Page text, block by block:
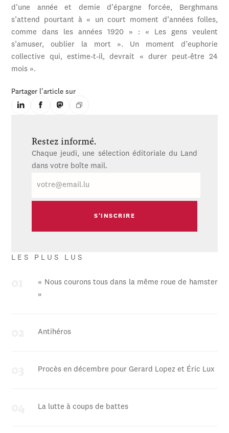
d’une année et demie d’épargne forcée, Berghmans
s’attend pourtant à « un court moment d’années folles,
comme dans les années 1920 » : « Les gens veulent
s’amuser, oublier la mort ». Un moment d’euphorie
collective qui, estime-t-il, devrait « durer peut-être 24
mois ».
Partager l'article sur
Restez informé.
Chaque jeudi, une sélection éditoriale du Land
dans votre boîte mail.
mail
LES PLUS LUS
« Nous courons tous dans la même roue de hamster
»
Antihéros
Procès en décembre pour Gerard Lopez et Éric Lux
La lutte à coups de battes